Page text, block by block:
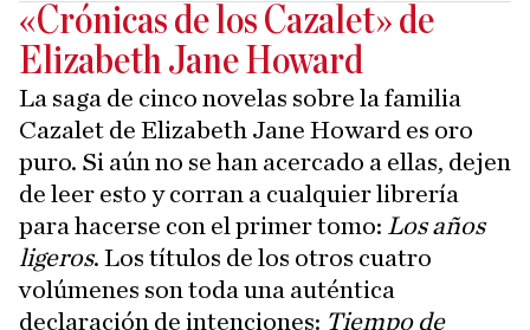
«Crónicas de los Cazalet» de
Elizabeth Jane Howard
La saga de cinco novelas sobre la familia
Cazalet de Elizabeth Jane Howard es oro
puro. Si aún no se han acercado a ellas, dejen
de leer esto y corran a cualquier librería
para hacerse con el primer tomo: Los años
ligeros. Los títulos de los otros cuatro
volúmenes son toda una auténtica
declaración de intenciones: Tiempo de